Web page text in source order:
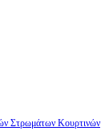
Στρωμάτων Κουρτινών